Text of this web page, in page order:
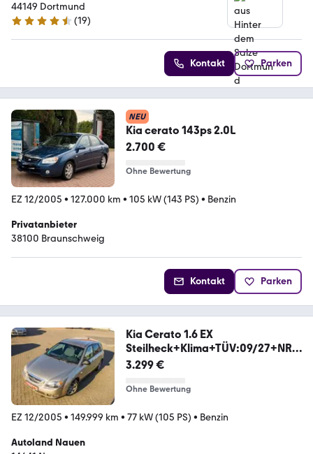
44149 Dortmund
4.4 Sterne
(19)
Kontakt Parken
NEU
Kia cerato 143ps 2.0L
2.700 €
Ohne Bewertung
EZ 12/2005 • 127.000 km • 105 kW (143 PS) • Benzin
Privatanbieter
38100 Braunschweig
Kontakt Parken
Kia Cerato 1.6 EX
Steilheck+Klima+TÜV:09/27+NR1
01
3.299 €
Ohne Bewertung
EZ 12/2005 • 149.999 km • 77 kW (105 PS) • Benzin
Autoland Nauen